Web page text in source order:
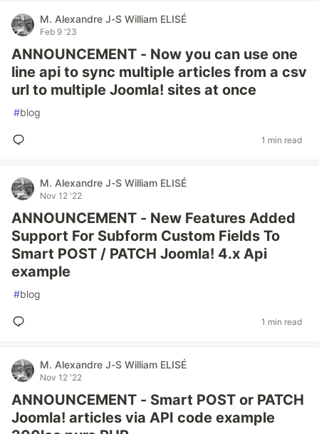
M. Alexandre J-S William ELISÉ
Feb 9 '23
ANNOUNCEMENT - Now you can use one
line api to sync multiple articles from a csv
url to multiple Joomla! sites at once
#blog
1 min read
M. Alexandre J-S William ELISÉ
Nov 12 '22
ANNOUNCEMENT - New Features Added
Support For Subform Custom Fields To
Smart POST / PATCH Joomla! 4.x Api
example
#blog
1 min read
M. Alexandre J-S William ELISÉ
Nov 12 '22
ANNOUNCEMENT - Smart POST or PATCH
Joomla! articles via API code example